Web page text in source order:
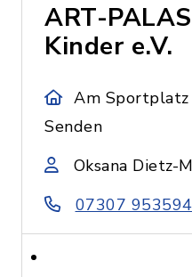
ART-
Kinder e.V.
Am
Senden
Oksana Dietz-
07307 953594